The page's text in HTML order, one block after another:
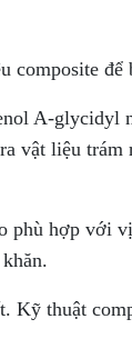
A-glycidyl
vật liệu
phù hợp với
thuật